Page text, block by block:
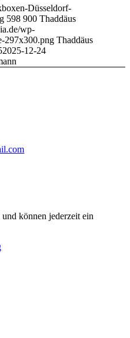
Düsseldorf-
598 900 Thaddäus
wp-
297x300.png Thaddäus
2025-12-24
können jederzeit ein